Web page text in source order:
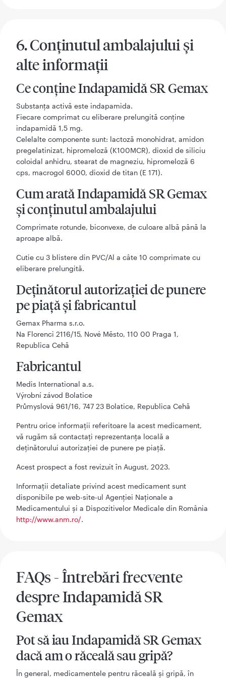
6. Conţinutul ambalajului şi
alte informaţii
Ce conţine Indapamidă SR Gemax
Substanţa activă este indapamida.
Fiecare comprimat cu eliberare prelungită conţine
indapamidă 1,5 mg.
Celelalte componente sunt: lactoză monohidrat, amidon
pregelatinizat, hipromeloză (K100MCR), dioxid de siliciu
coloidal anhidru, stearat de magneziu, hipromeloză 6
cps, macrogol 6000, dioxid de titan (E 171).
Cum arată Indapamidă SR Gemax
şi conţinutul ambalajului
Comprimate rotunde, biconvexe, de culoare albă până la
aproape albă.
Cutie cu 3 blistere din PVC/Al a câte 10 comprimate cu
eliberare prelungită.
Deţinătorul autorizaţiei de punere
pe piaţă și fabricantul
Gemax Pharma s.r.o.
Na Florenci 2116/15, Nové Město, 110 00 Praga 1,
Republica Cehă
Fabricantul
Medis International a.s.
Výrobní závod Bolatice
Průmyslová 961/16, 747 23 Bolatice, Republica Cehă
Pentru orice informații referitoare la acest medicament,
vă rugăm să contactați reprezentanța locală a
deținătorului autorizației de punere pe piață.
Acest prospect a fost revizuit în August, 2023.
Informaţii detaliate privind acest medicament sunt
disponibile pe web-site-ul Agenţiei Naţionale a
Medicamentului şi a Dispozitivelor Medicale din România
http://www.anm.ro/.
FAQs - Întrebări frecvente
despre Indapamidă SR
Gemax
Pot să iau Indapamidă SR Gemax
dacă am o răceală sau gripă?
În general, medicamentele pentru răceală și gripă, în